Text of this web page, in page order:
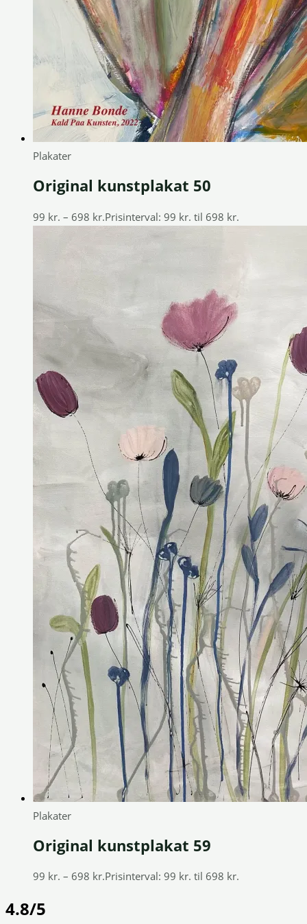
Plakater
Original kunstplakat 50
99 kr. – 698 kr.Prisinterval: 99 kr. til 698 kr.
Plakater
Original kunstplakat 59
99 kr. – 698 kr.Prisinterval: 99 kr. til 698 kr.
4.8/5